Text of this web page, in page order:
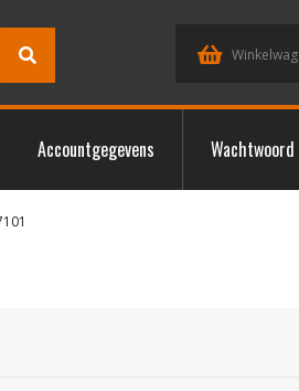
Accountgegevens